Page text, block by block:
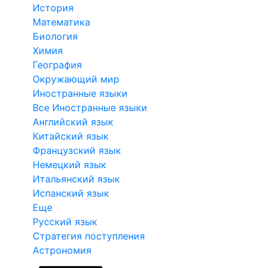
История
Математика
Биология
Химия
География
Окружающий мир
Иностранные языки
Все Иностранные языки
Английский язык
Китайский язык
Французский язык
Немецкий язык
Итальянский язык
Испанский язык
Еще
Русский язык
Стратегия поступления
Астрономия